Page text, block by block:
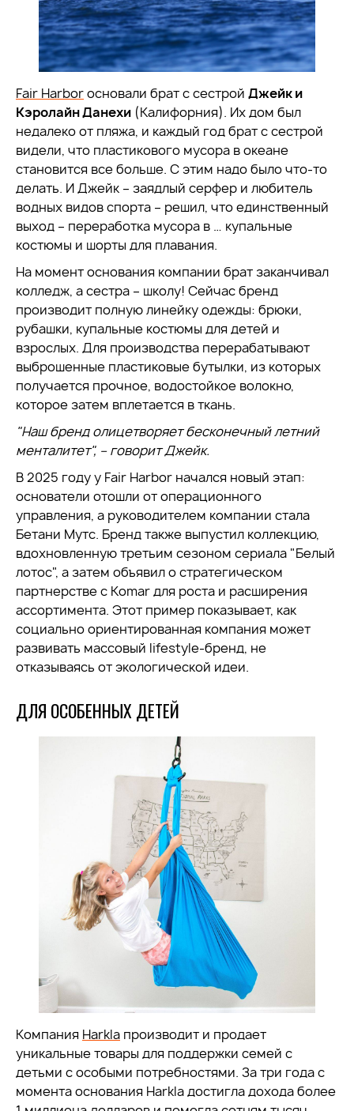
Fair Harborосновали брат с сестрой Джейк и
Кэролайн Данехи (Калифорния). Их дом был
недалеко от пляжа, и каждый год брат с сестрой
видели, что пластикового мусора в океане
становится все больше. С этим надо было что-то
делать. И Джейк – заядлый серфер и любитель
водных видов спорта – решил, что единственный
выход – переработка мусора в … купальные
костюмы и шорты для плавания.
На момент основания компании брат заканчивал
колледж, а сестра – школу! Сейчас бренд
производит полную линейку одежды: брюки,
рубашки, купальные костюмы для детей и
взрослых. Для производства перерабатывают
выброшенные пластиковые бутылки, из которых
получается прочное, водостойкое волокно,
которое затем вплетается в ткань.
"Наш бренд олицетворяет бесконечный летний
менталитет", – говорит Джейк.
В 2025 году у Fair Harbor начался новый этап:
основатели отошли от операционного
управления, а руководителем компании стала
Бетани Мутс. Бренд также выпустил коллекцию,
вдохновленную третьим сезоном сериала "Белый
лотос", а затем объявил о стратегическом
партнерстве с Komar для роста и расширения
ассортимента. Этот пример показывает, как
социально ориентированная компания может
развивать массовый lifestyle-бренд, не
отказываясь от экологической идеи.
ДЛЯ ОСОБЕННЫХ ДЕТЕЙ
Компания Harkla производит и продает
уникальные товары для поддержки семей с
детьми с особыми потребностями. За три года с
момента основания Harkla достигла дохода более